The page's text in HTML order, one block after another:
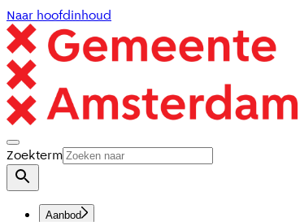
Naar hoofdinhoud
Zoekterm
Aanbod